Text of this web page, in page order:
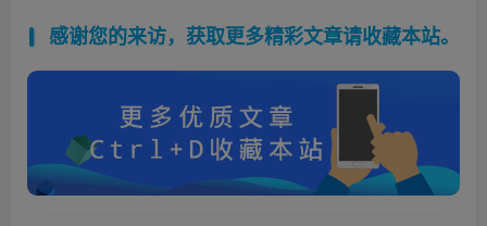
感谢您的来访，获取更多精彩文章请收藏本站。